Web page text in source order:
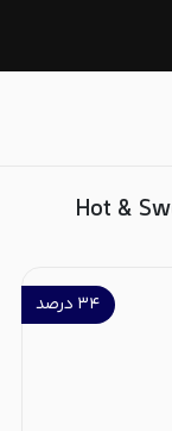
۳۴ درصد